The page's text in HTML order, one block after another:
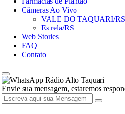
Câmeras Ao Vivo
VALE DO TAQUARI/RS
Estrela/RS
Web Stories
FAQ
Contato
Rádio Alto Taquari
Envie sua mensagem, estaremos